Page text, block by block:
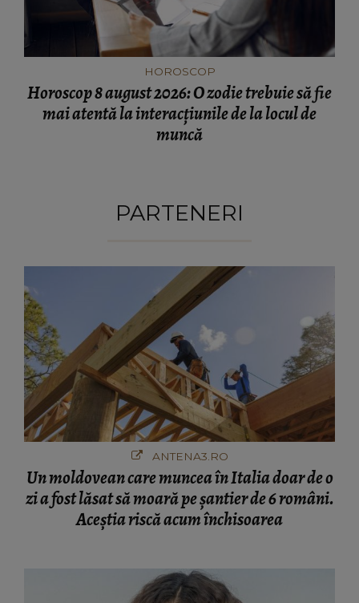
HOROSCOP
Horoscop 8 august 2026: O zodie trebuie să fie
mai atentă la interacțiunile de la locul de
muncă
PARTENERI
ANTENA3.RO
Un moldovean care muncea în Italia doar de o
zi a fost lăsat să moară pe şantier de 6 români.
Aceștia riscă acum închisoarea